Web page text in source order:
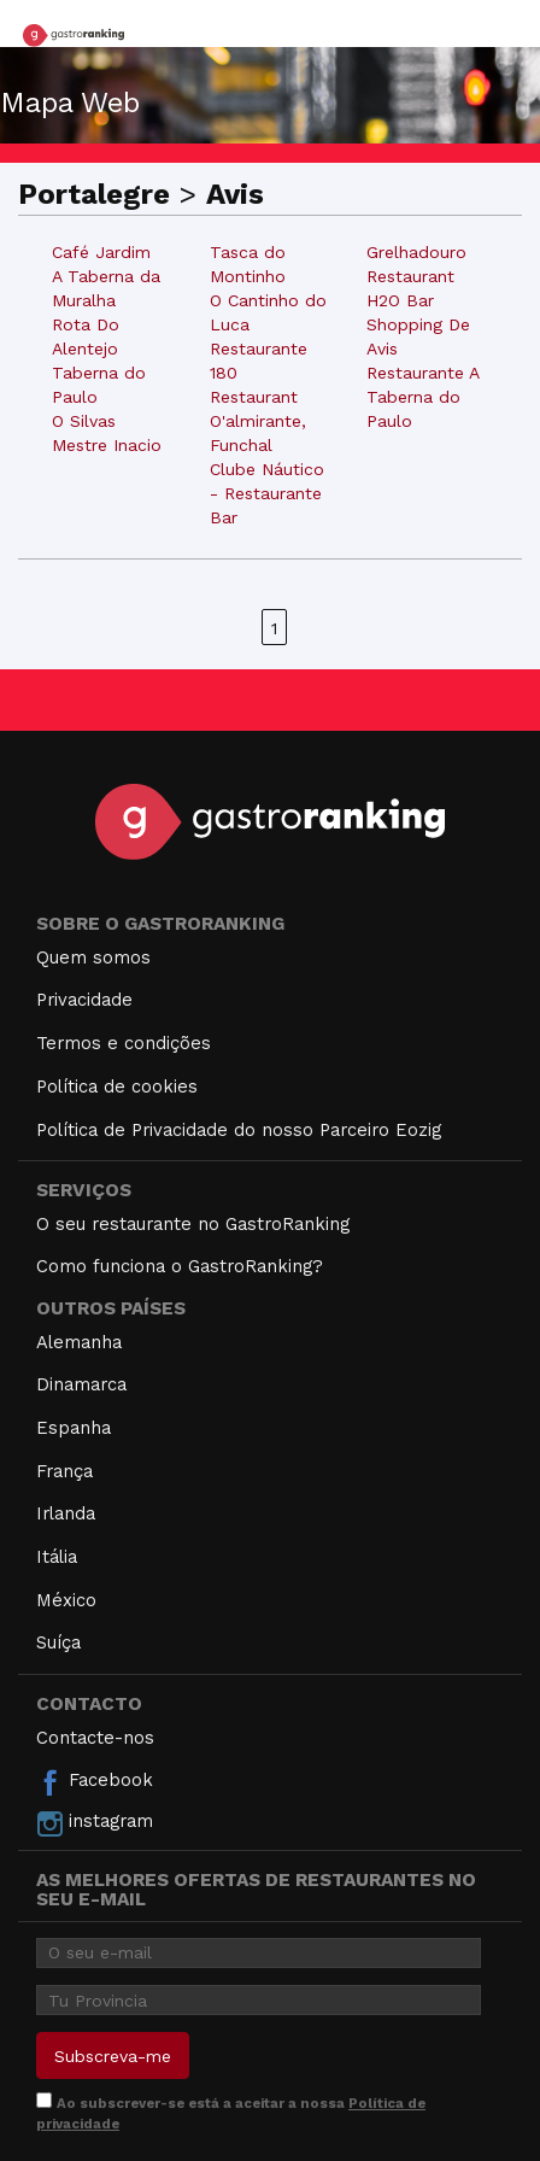
Mapa Web
Portalegre > Avis
Café Jardim
A Taberna da
Muralha
Rota Do
Alentejo
Taberna do
Paulo
O Silvas
Mestre Inacio
Tasca do
Montinho
O Cantinho do
Luca
Restaurante
180
Restaurant
O'almirante,
Funchal
Clube Náutico
- Restaurante
Bar
Grelhadouro
Restaurant
H2O Bar
Shopping De
Avis
Restaurante A
Taberna do
Paulo
1
SOBRE O GASTRORANKING
Quem somos
Privacidade
Termos e condições
Política de cookies
Política de Privacidade do nosso Parceiro Eozig
SERVIÇOS
O seu restaurante no GastroRanking
Como funciona o GastroRanking?
OUTROS PAÍSES
Alemanha
Dinamarca
Espanha
França
Irlanda
Itália
México
Suíça
CONTACTO
Contacte-nos
Facebook
instagram
AS MELHORES OFERTAS DE RESTAURANTES NO
SEU E-MAIL
Ao subscrever-se está a aceitar a nossa Política de
privacidade